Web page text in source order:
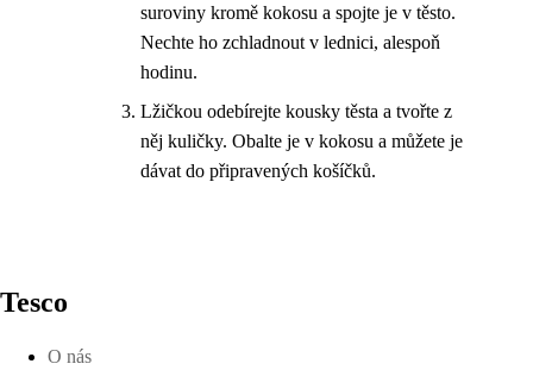
suroviny kromě kokosu a spojte je v těsto.
Nechte ho zchladnout v lednici, alespoň
hodinu.
Lžičkou odebírejte kousky těsta a tvořte z
něj kuličky. Obalte je v kokosu a můžete je
dávat do připravených košíčků.
Tesco
O nás